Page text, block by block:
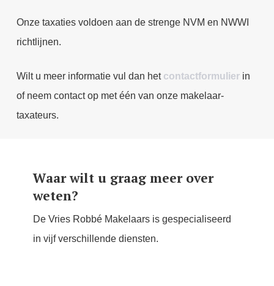
Onze taxaties voldoen aan de strenge NVM en NWWI
richtlijnen.
Wilt u meer informatie vul dan het contactformulierin
of neem contact op met één van onze makelaar-
taxateurs.
Waar wilt u graag meer over
weten?
De Vries Robbé Makelaars is gespecialiseerd
in vijf verschillende diensten.